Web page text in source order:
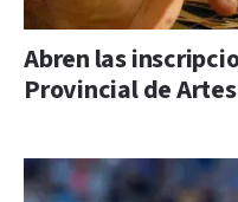
Abren las
Provincial de